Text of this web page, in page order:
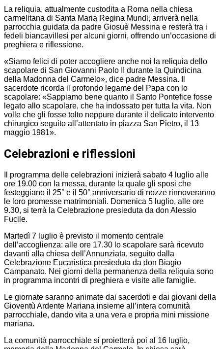
La reliquia, attualmente custodita a Roma nella chiesa
carmelitana di Santa Maria Regina Mundi, arriverà nella
parrocchia guidata da padre Giosuè Messina e resterà tra i
fedeli biancavillesi per alcuni giorni, offrendo un’occasione di
preghiera e riflessione.
«Siamo felici di poter accogliere anche noi la reliquia dello
scapolare di San Giovanni Paolo II durante la Quindicina
della Madonna del Carmelo», dice padre Messina. Il
sacerdote ricorda il profondo legame del Papa con lo
scapolare: «Sappiamo bene quanto il Santo Pontefice fosse
legato allo scapolare, che ha indossato per tutta la vita. Non
volle che gli fosse tolto neppure durante il delicato intervento
chirurgico seguito all’attentato in piazza San Pietro, il 13
maggio 1981».
Celebrazioni e riflessioni
Il programma delle celebrazioni inizierà sabato 4 luglio alle
ore 19.00 con la messa, durante la quale gli sposi che
festeggiano il 25° e il 50° anniversario di nozze rinnoveranno
le loro promesse matrimoniali. Domenica 5 luglio, alle ore
9.30, si terrà la Celebrazione presieduta da don Alessio
Fucile.
Martedì 7 luglio è previsto il momento centrale
dell’accoglienza: alle ore 17.30 lo scapolare sarà ricevuto
davanti alla chiesa dell’Annunziata, seguito dalla
Celebrazione Eucaristica presieduta da don Biagio
Campanato. Nei giorni della permanenza della reliquia sono
in programma incontri di preghiera e visite alle famiglie.
Le giornate saranno animate dai sacerdoti e dai giovani della
Gioventù Ardente Mariana insieme all’intera comunità
parrocchiale, dando vita a una vera e propria mini missione
mariana.
La comunità parrocchiale si proietterà poi al 16 luglio,